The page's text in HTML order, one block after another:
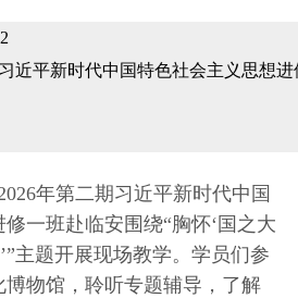
近平新时代中国特色社会主义思想进
年第二期习近平新时代中国
一班赴临安围绕“胸怀‘国之大
主题开展现场教学。学员们参
物馆，聆听专题辅导，了解